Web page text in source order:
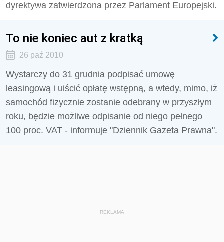
dyrektywa zatwierdzona przez Parlament Europejski.
To nie koniec aut z kratką
26 paź 2010
Wystarczy do 31 grudnia podpisać umowę
leasingową i uiścić opłatę wstępną, a wtedy, mimo, iż
samochód fizycznie zostanie odebrany w przyszłym
roku, będzie możliwe odpisanie od niego pełnego
100 proc. VAT - informuje "Dziennik Gazeta Prawna".
REKLAMA